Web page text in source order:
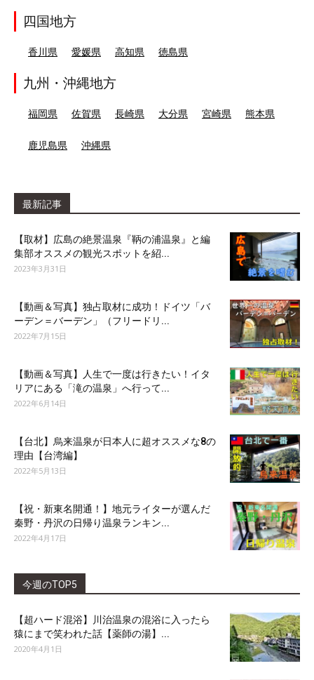
四国地方
香川県 愛媛県 高知県 徳島県
九州・沖縄地方
福岡県 佐賀県 長崎県 大分県 宮崎県 熊本県
鹿児島県 沖縄県
最新記事
【取材】広島の絶景温泉『鞆の浦温泉』と編
集部オススメの観光スポットを紹...
2023年3月31日
【動画＆写真】独占取材に成功！ドイツ「バ
ーデン＝バーデン」（フリードリ...
2022年7月15日
【動画＆写真】人生で一度は行きたい！イタ
リアにある「滝の温泉」へ行って...
2022年6月14日
【台北】烏来温泉が日本人に超オススメな8の
理由【台湾編】
2022年5月13日
【祝・新東名開通！】地元ライターが選んだ
秦野・丹沢の日帰り温泉ランキン...
2022年4月17日
今週のTOP5
【超ハード混浴】川治温泉の混浴に入ったら
猿にまで笑われた話【薬師の湯】...
2020年4月1日